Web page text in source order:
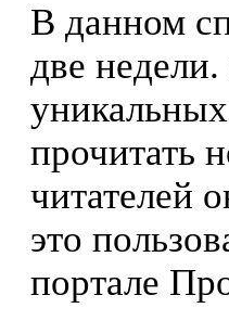
В данном
две
прочитать
читателей
это
портале